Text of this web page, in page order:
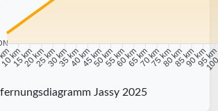
10 km15 km20 km25 km30 km35 km40 km45 km50 km55 km60 km65 km70 km75 km80 km85 km90 km
95
Jassy 2025